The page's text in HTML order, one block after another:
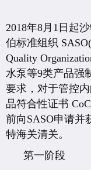
2018年8月1日起
伯标准组织
Quality
水泵等9类产品强
要求，对于管控
品符合性证书
前向SASO申请并
特海关清关。
第一阶段